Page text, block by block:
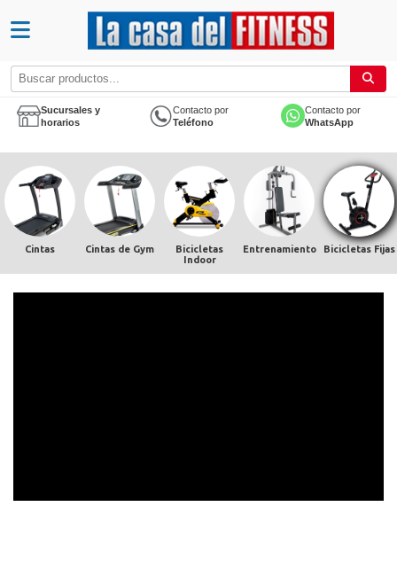
Sucursales y
horarios
Contacto por
Teléfono
Contacto por
WhatsApp
Cintas Cintas de Gym
Bicicletas
Indoor
Entrenamiento Bicicletas Fijas